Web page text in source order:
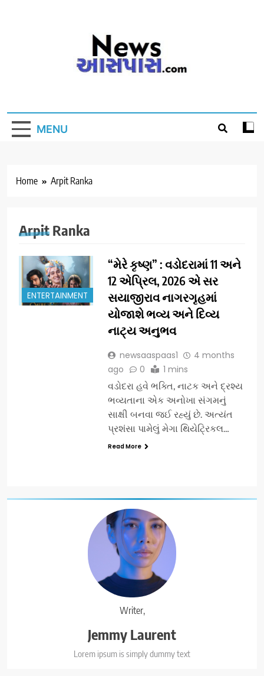
MENU
Home Arpit Ranka
Writer,
Jemmy Laurent
Lorem ipsum is simply dummy text
Arpit Ranka
ENTERTAINMENT
“મેરે કૃષ્ણ” : વડોદરામાં 11 અને
12 એપ્રિલ, 2026 એ સર
સયાજીરાવ નાગરગૃહમાં
યોજાશે ભવ્ય અને દિવ્ય
નાટ્ય અનુભવ
newsaaspaas1
4 months
ago
0 1 mins
વડોદરા હવે ભક્તિ, નાટક અને દ્રશ્ય
ભવ્યતાના એક અનોખા સંગમનું
સાક્ષી બનવા જઈ રહ્યું છે. અત્યંત
પ્રશંસા પામેલું મેગા થિયેટ્રિકલ…
Read More